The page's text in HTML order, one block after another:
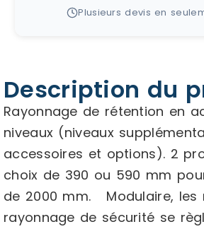
Plusieurs devis en
Description du
Rayonnage de rétention en
niveaux (niveaux
accessoires et options). 2
choix de 390 ou 590 mm
de 2000 mm. Modulaire, les
rayonnage de sécurité se